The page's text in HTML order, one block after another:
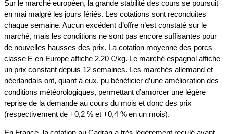
Sur le marché européen, la grande stabilité des cours se poursuit
en mai malgré les jours fériés. Les cotations sont reconduites
chaque semaine. Aucun excédent d’offre n’est constaté sur le
marché, mais les conditions ne sont pas encore suffisantes pour
de nouvelles hausses des prix. La cotation moyenne des porcs
classe E en Europe affiche 2,20 €/kg. Le marché espagnol affiche
un prix constant depuis 12 semaines. Les marchés allemand et
néerlandais ont, quant à eux, pu bénéficier d’une amélioration des
conditions météorologiques, permettant d’amorcer une légère
reprise de la demande au cours du mois et donc des prix
(respectivement de +0,2 % et +0,4 % en un mois).